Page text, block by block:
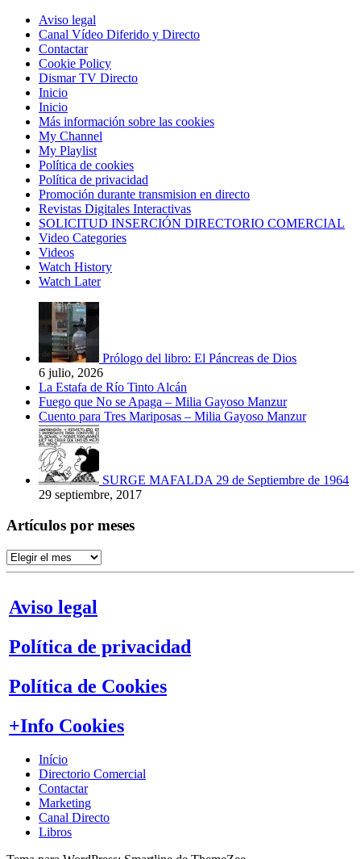
Aviso legal
Canal Vídeo Diferido y Directo
Contactar
Cookie Policy
Dismar TV Directo
Inicio
Inicio
Más información sobre las cookies
My Channel
My Playlist
Política de cookies
Política de privacidad
Promoción durante transmision en directo
Revistas Digitales Interactivas
SOLICITUD INSERCIÓN DIRECTORIO COMERCIAL
Video Categories
Videos
Watch History
Watch Later
Prólogo del libro: El Páncreas de Dios
6 julio, 2026
La Estafa de Río Tinto Alcán
Fuego que No se Apaga – Milia Gayoso Manzur
Cuento para Tres Mariposas – Milia Gayoso Manzur
SURGE MAFALDA 29 de Septiembre de 1964
29 septiembre, 2017
Artículos por meses
Artículos
por
Aviso legal
Política de privacidad
Política de Cookies
+Info Cookies
Início
Directorio Comercial
Contactar
Marketing
Canal Directo
Libros